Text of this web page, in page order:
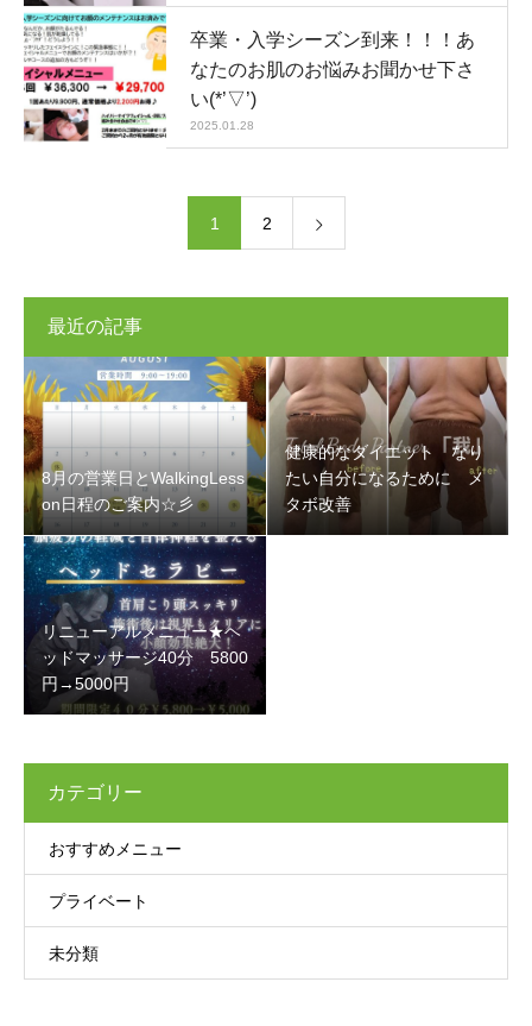
卒業・入学シーズン到来！！！あ
なたのお肌のお悩みお聞かせ下さ
い(*’▽’)
2025.01.28
1 2
最近の記事
8月の営業日とWalkingLess
on日程のご案内☆彡
健康的なダイエット なり
たい自分になるために メ
タボ改善
リニューアルメニュー★ヘ
ッドマッサージ40分 5800
円→5000円
カテゴリー
おすすめメニュー
プライベート
未分類